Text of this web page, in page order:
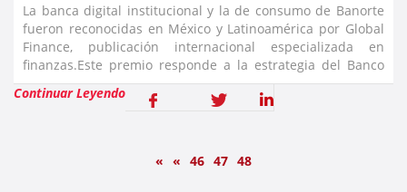
La banca digital institucional y la de consumo de Banorte
fueron reconocidas en México y Latinoamérica por Global
Finance, publicación internacional especializada en
finanzas.Este premio responde a la estrategia del Banco
enfocada en atender a sus clientes con servicios y
productos de vanguar
Continuar Leyendo
« « 46 47 48